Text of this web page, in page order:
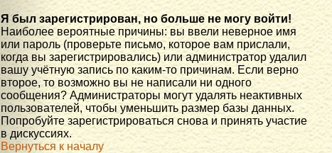
Я был зарегистрирован, но больше не могу войти!
Наиболее вероятные причины: вы ввели неверное имя
или пароль (проверьте письмо, которое вам прислали,
когда вы зарегистрировались) или администратор удалил
вашу учётную запись по каким-то причинам. Если верно
второе, то возможно вы не написали ни одного
сообщения? Администраторы могут удалять неактивных
пользователей, чтобы уменьшить размер базы данных.
Попробуйте зарегистрироваться снова и принять участие
в дискуссиях.
Вернуться к началу